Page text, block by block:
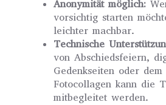
Anonymität möglich:
vorsichtig starten
leichter machbar.
Technische
von Abschiedsfeiern,
Gedenkseiten oder
Fotocollagen kann die
mitbegleitet werden.